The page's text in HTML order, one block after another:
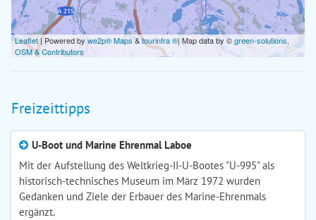
Leaflet| Powered bywe2p® Maps&tourinfra ®| Map data by ©green-solutions,
OSM & Contributors
Freizeittipps
U-Boot und Marine Ehrenmal Laboe
Mit der Aufstellung des Weltkrieg-II-U-Bootes "U-995" als
historisch-technisches Museum im März 1972 wurden
Gedanken und Ziele der Erbauer des Marine-Ehrenmals
ergänzt.